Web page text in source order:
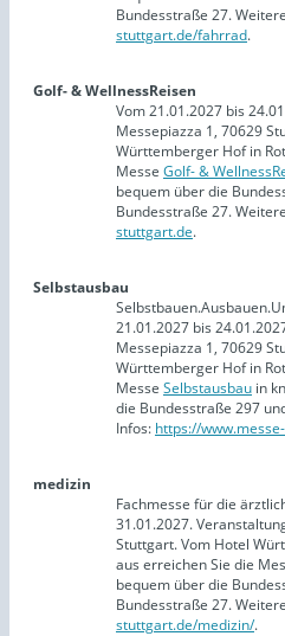
Bundesstraße 27.
stuttgart.de/fahrrad.
Golf- & WellnessReisen
Vom 21.01.2027 bis
Messepiazza 1, 70629
Württemberger Hof in
Messe Golf- &
bequem über die
Bundesstraße 27.
stuttgart.de.
Selbstausbau
21.01.2027 bis
Messepiazza 1, 70629
Württemberger Hof in
Messe Selbstausbau in
die Bundesstraße 297
Infos: https://
medizin
Fachmesse für die
31.01.2027.
Stuttgart. Vom Hotel
aus erreichen Sie die
bequem über die
Bundesstraße 27.
stuttgart.de/medizin/.